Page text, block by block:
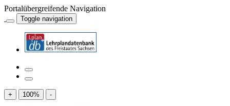
Portalübergreifende Navigation
Toggle navigation
+ 100% -